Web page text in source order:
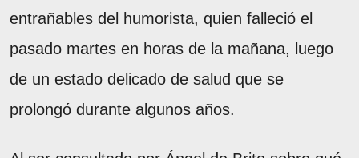
entrañables del humorista, quien falleció el
pasado martes en horas de la mañana, luego
de un estado delicado de salud que se
prolongó durante algunos años.